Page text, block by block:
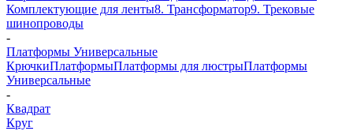
Комплектующие для ленты8. Трансформатор9. Трековые
шинопроводы
-
Платформы Универсальные
КрючкиПлатформыПлатформы для люстрыПлатформы
Универсальные
-
Квадрат
Круг